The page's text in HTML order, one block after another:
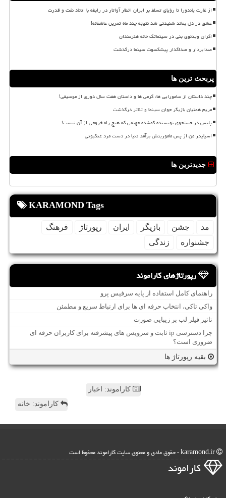
از غارت پاندورا تا رؤیای تسلط بر ایران اخطار آواتار در رابطه با اتحاد نفت و قدرت
عشق در دل بماند شنیدنی شد نتیجه چند ماه تمرین عاشقانه!
اکران ویدئوی بنی در سینماتک خانه هنرمندان
صدابردار و صداگذار پیشکسوت سینما درگذشت
پربحث ترین ها
چند داستان از سامورایی ها، گرمی ها و داستان هفت سال دوری از موسیقی!
مریم همتیان بازیگر جوان سینما و تئاتر درگذشت
پلیس در جستجوی نویسنده گمشده جهنمی که هیچ راه خروجی از آن نیست!
اسپایدر من از پس ماموریتش برآمد دنیا در دست مرد عنکبوتی
جدیدترین ها
KARAMOND Tags
مد جشن بازیگر ایران رپورتاژ
فرهنگ
جشنواره
زندگی
رپورتاژهای کاراموند
راهنمای کامل استفاده از پایه سرفیس پرو
واکی تاکی، انتخاب حرفه ای ها برای ارتباط سریع و مطمئن
تاثیر فیلر لب بر زیبایی صورت
چرا دسترسی ip ثابت و سرویس های پیشرفته برای کاربران حرفه ای
ضروری است؟
بقیه رپورتاژ ها
کاراموند: اخبار
کاراموند: خانه
كاراموند